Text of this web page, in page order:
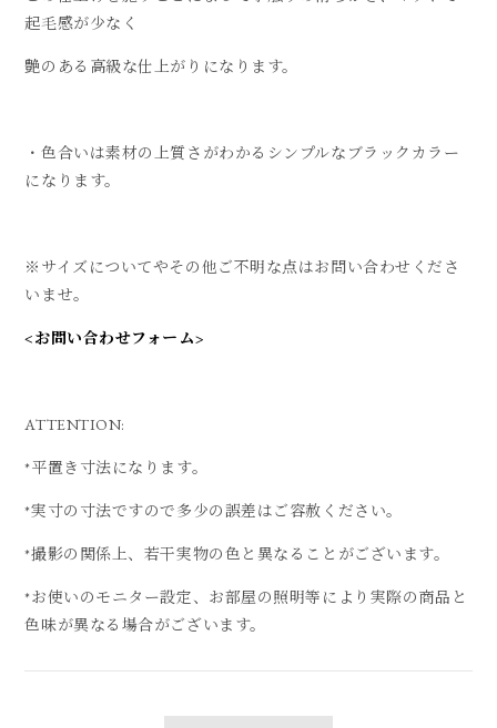
起毛感が少なく
艶のある高級な仕上がりになります。
・色合いは素材の上質さがわかるシンプルなブラックカラー
になります。
※サイズについてやその他ご不明な点はお問い合わせくださ
いませ。
<お問い合わせフォーム>
ATTENTION:
*平置き寸法になります。
*実寸の寸法ですので多少の誤差はご容赦ください。
*撮影の関係上、若干実物の色と異なることがございます。
*お使いのモニター設定、お部屋の照明等により実際の商品と
色味が異なる場合がございます。